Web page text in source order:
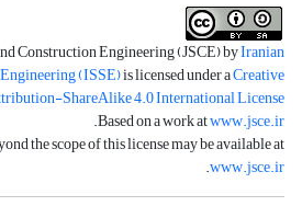
Construction Engineering (JSCE) byIranian
(ISSE)is licensed under aCreative
ShareAlike 4.0 International License
Based on a work atwww.jsce.ir
.
the scope of this license may be available at
www.jsce.ir
.